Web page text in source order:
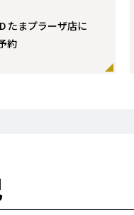
たまプラーザ店に
約